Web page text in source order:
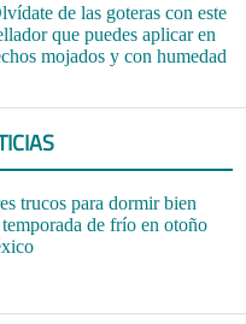
de las goteras con este
que puedes aplicar en
mojados y con humedad
trucos para dormir bien
de frío en otoño